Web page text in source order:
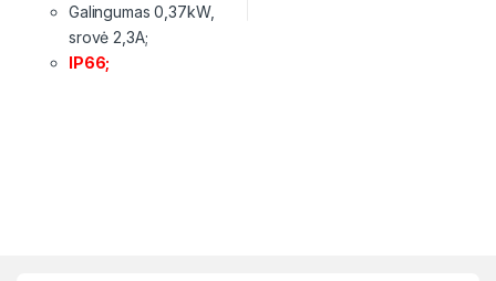
Galingumas 0,37kW,
srovė 2,3A;
IP66;